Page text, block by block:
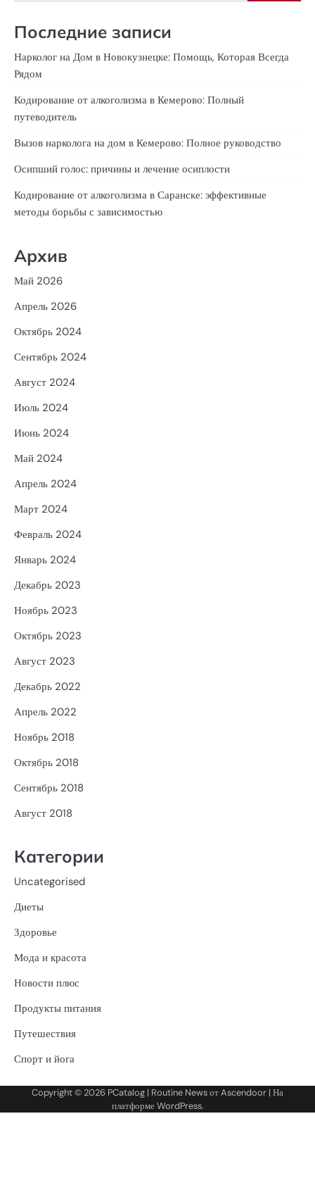
Последние записи
Нарколог на Дом в Новокузнецке: Помощь, Которая Всегда
Рядом
Кодирование от алкоголизма в Кемерово: Полный
путеводитель
Вызов нарколога на дом в Кемерово: Полное руководство
Осипший голос: причины и лечение осиплости
Кодирование от алкоголизма в Саранске: эффективные
методы борьбы с зависимостью
Архив
Май 2026
Апрель 2026
Октябрь 2024
Сентябрь 2024
Август 2024
Июль 2024
Июнь 2024
Май 2024
Апрель 2024
Март 2024
Февраль 2024
Январь 2024
Декабрь 2023
Ноябрь 2023
Октябрь 2023
Август 2023
Декабрь 2022
Апрель 2022
Ноябрь 2018
Октябрь 2018
Сентябрь 2018
Август 2018
Категории
Uncategorised
Диеты
Здоровье
Мода и красота
Новости плюс
Продукты питания
Путешествия
Спорт и йога
Copyright © 2026 PCatalog | Routine News отAscendoor | На
платформеWordPress.